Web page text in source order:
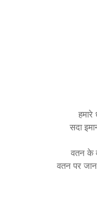
हमारे
सदा
वतन के
वतन पर